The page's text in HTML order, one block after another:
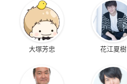
大塚芳忠 花江夏樹